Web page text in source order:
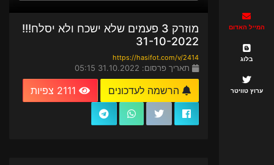
המייל האדום
בלוג
ערוץ טוויטר
מוזרק 3 פעמים שלא ישכח ולא יסלח!!!
31-10-2022
https://hasifot.com/v/2414
תאריך פרסום: 31.10.2022 05:15
הרשמה לעדכונים